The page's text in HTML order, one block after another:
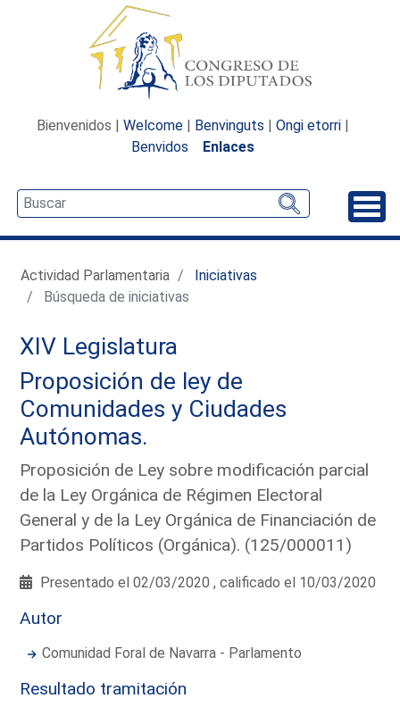
Bienvenidos | Welcome | Benvinguts | Ongi etorri |
Benvidos
Enlaces
Actividad Parlamentaria
Iniciativas
Búsqueda de iniciativas
XIV Legislatura
Proposición de ley de
Comunidades y Ciudades
Autónomas.
Proposición de Ley sobre modificación parcial
de la Ley Orgánica de Régimen Electoral
General y de la Ley Orgánica de Financiación de
Partidos Políticos (Orgánica). (125/000011)
Presentado el 02/03/2020 , calificado el 10/03/2020
Autor
Comunidad Foral de Navarra - Parlamento
Resultado tramitación